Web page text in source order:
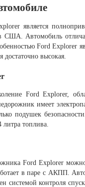
является
США. Автомобиль
Ford Explorer
высокая.
Ford Explorer,
имеет
подушек
топлива.
Ford Explorer
в паре с АКПП.
системой контроля